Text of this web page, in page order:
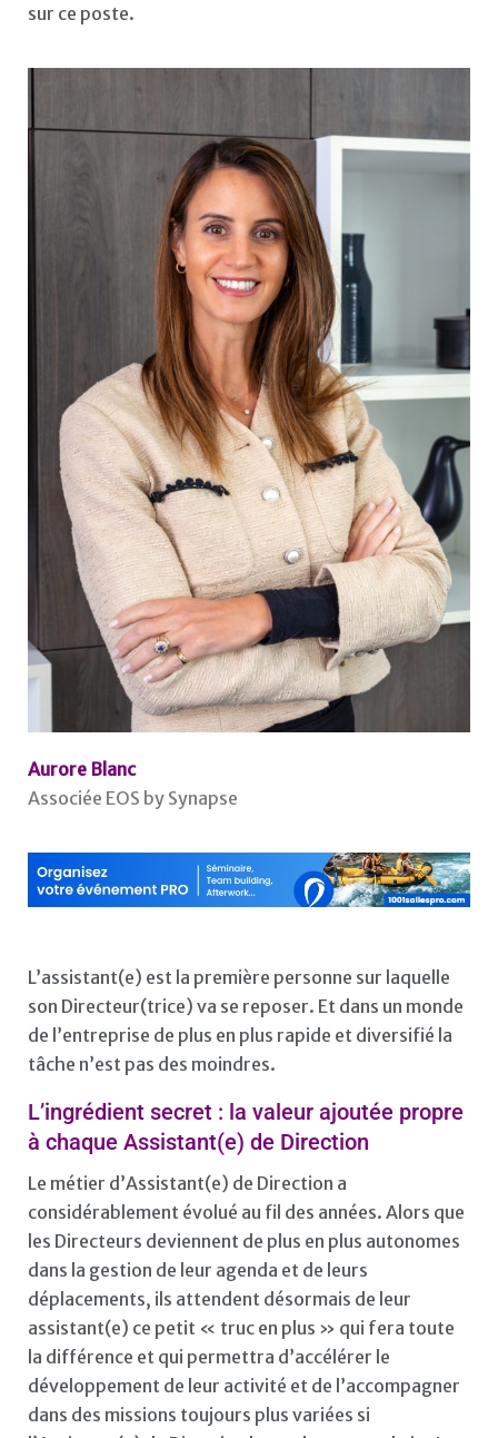
sur ce poste.
Aurore Blanc
Associée EOS by Synapse
L’assistant(e) est la première personne sur laquelle
son Directeur(trice) va se reposer. Et dans un monde
de l’entreprise de plus en plus rapide et diversifié la
tâche n’est pas des moindres.
L’ingrédient secret : la valeur ajoutée propre
à chaque Assistant(e) de Direction
Le métier d’Assistant(e) de Direction a
considérablement évolué au fil des années. Alors que
les Directeurs deviennent de plus en plus autonomes
dans la gestion de leur agenda et de leurs
déplacements, ils attendent désormais de leur
assistant(e) ce petit « truc en plus » qui fera toute
la différence et qui permettra d’accélérer le
développement de leur activité et de l’accompagner
dans des missions toujours plus variées si